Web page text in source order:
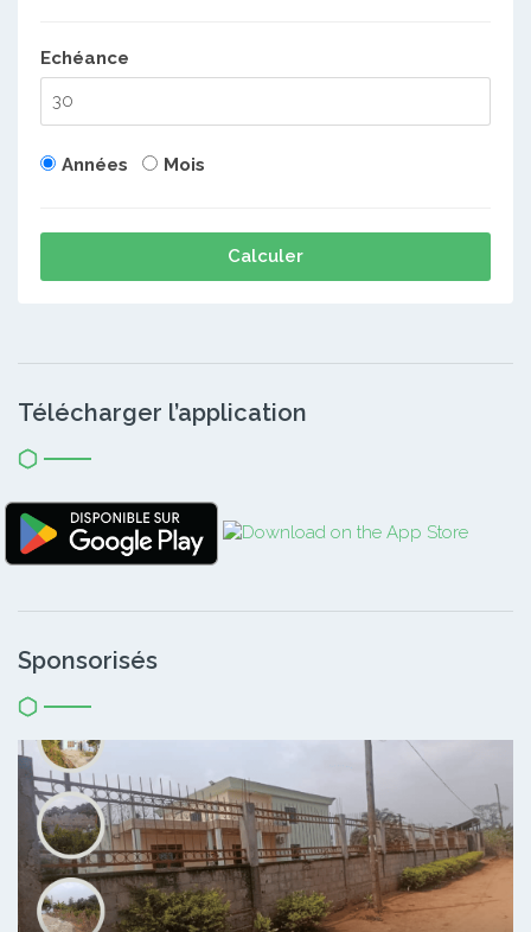
Echéance
Années Mois
Calculer
Télécharger l’application
Sponsorisés